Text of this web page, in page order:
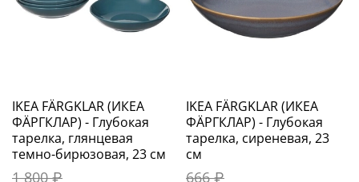
IKEA FÄRGKLAR (ИКЕА
ФÄРГКЛАР) - Глубокая
тарелка, глянцевая
темно-бирюзовая, 23 см
1 800 ₽
IKEA FÄRGKLAR (ИКЕА
ФÄРГКЛАР) - Глубокая
тарелка, сиреневая, 23
см
666 ₽